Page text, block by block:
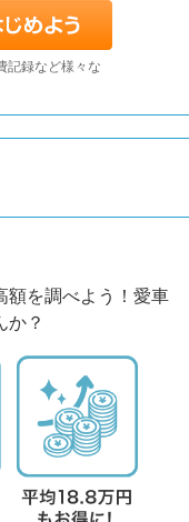
記録など様々な
額を調べよう！愛車
か？